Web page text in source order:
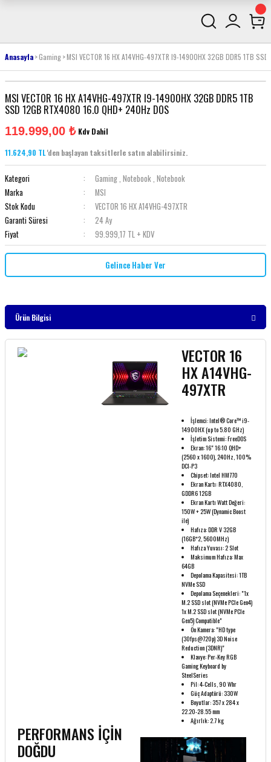
Anasayfa Gaming MSI VECTOR 16 HX A14VHG-497XTR I9-14900HX 32GB DDR5 1TB
MSI VECTOR 16 HX A14VHG-497XTR I9-14900HX 32GB DDR5 1TB
SSD 12GB RTX4080 16.0 QHD+ 240Hz DOS
119.999,00 ₺ Kdv Dahil
11.624,90 TL'den başlayan taksitlerle satın alabilirsiniz.
Kategori Gaming, Notebook, Notebook
Marka
MSI
Stok Kodu
VECTOR 16 HX A14VHG-497XTR
Garanti Süresi
24 Ay
Fiyat
99.999,17 TL + KDV
Gelince Haber Ver
Ürün Bilgisi
VECTOR 16
HX A14VHG-
497XTR
İşlemci: Intel® Core™ i9-
14900HX (up to 5.80 GHz)
İşletim Sistemi: FreeDOS
Ekran: 16" 16:10 QHD+
(2560 x 1600), 240Hz, 100%
DCI-P3
Chipset: Intel HM770
Ekran Kartı: RTX4080,
GDDR6 12GB
Ekran Kartı Watt Değeri:
150W + 25W (Dynamic Boost
ile)
Hafıza: DDR V 32GB
(16GB*2, 5600MHz)
Hafıza Yuvası: 2 Slot
Maksimum Hafıza: Max
64GB
Depolama Kapasitesi: 1TB
NVMe SSD
Depolama Seçenekleri: "1x
M.2 SSD slot (NVMe PCIe Gen4)
1x M.2 SSD slot (NVMe PCIe
Gen5) Compatible"
Ön Kamera: "HD type
(30fps@720p) 3D Noise
Reduction (3DNR)"
Klavye: Per-Key RGB
Gaming Keyboard by
SteelSeries
Pil: 4-Cells, 90 Whr
Güç Adaptörü: 330W
Boyutlar: 357 x 284 x
22.20-28.55 mm
Ağırlık: 2.7 kg
PERFORMANS İÇİN
DOĞDU